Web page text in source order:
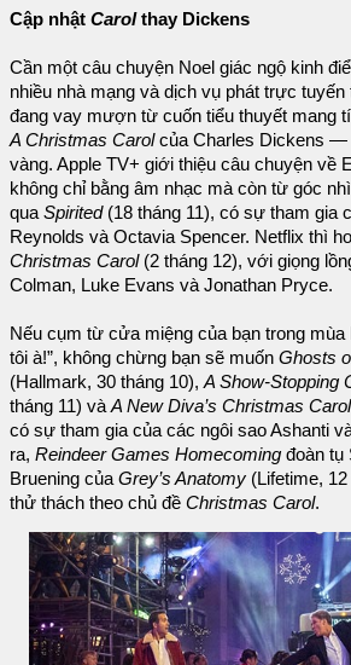
Cập nhật Carolthay Dickens
Cần một câu chuyện Noel giác ngộ kinh
nhiều nhà mạng và dịch vụ phát trực tuyến
đang vay mượn từ cuốn tiểu thuyết mang
A Christmas Carolcủa Charles Dickens —
vàng. Apple TV+ giới thiệu câu chuyện về
không chỉ bằng âm nhạc mà còn từ góc
qua Spirited (18 tháng 11), có sự tham gia
Reynolds và Octavia Spencer. Netflix thì
Christmas Carol(2 tháng 12), với giọng
Colman, Luke Evans và Jonathan Pryce.
Nếu cụm từ cửa miệng của bạn trong mùa
tôi à!”, không chừng bạn sẽ muốn Ghosts
(Hallmark, 30 tháng 10), A Show-Stopping
tháng 11) và A New Diva’s Christmas Carol
có sự tham gia của các ngôi sao Ashanti
ra, Reindeer Games Homecoming đoàn tụ
Bruening của Grey’s Anatomy (Lifetime,
thử thách theo chủ đề Christmas Carol.